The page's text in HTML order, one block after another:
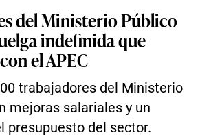
del Ministerio Público
indefinida que
el APEC
trabajadores del Ministerio
mejoras salariales y un
presupuesto del sector.